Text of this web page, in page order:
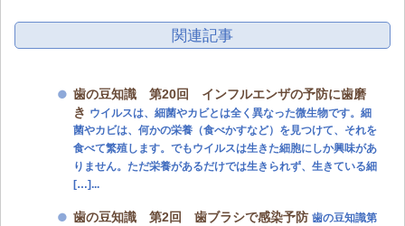
関連記事
歯の豆知識 第20回 インフルエンザの予防に歯磨
き ウイルスは、細菌やカビとは全く異なった微生物です。細
菌やカビは、何かの栄養（食べかすなど）を見つけて、それを
食べて繁殖します。でもウイルスは生きた細胞にしか興味があ
りません。ただ栄養があるだけでは生きられず、生きている細
[…]...
歯の豆知識 第2回 歯ブラシで感染予防 歯の豆知識第